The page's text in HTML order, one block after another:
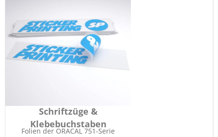
Schriftzüge &
Klebebuchstaben
Folien der ORACAL 751-Serie